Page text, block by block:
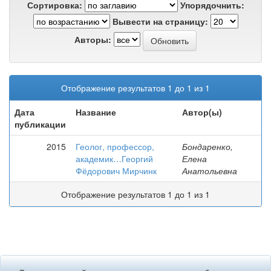
Сортировка:
Упорядочнить:
Вывести на страницу:
Авторы:
Отображение результатов 1 до 1 из 1
Дата
публикации
Название Автор(ы)
2015
Геолог, профессор,
академик…Георгий
Фёдорович Мирчинк
Бондаренко,
Елена
Анатольевна
Отображение результатов 1 до 1 из 1